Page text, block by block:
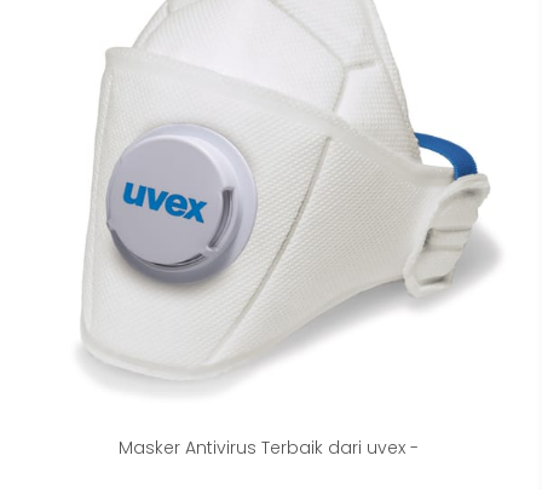
Masker Antivirus Terbaik dari uvex -